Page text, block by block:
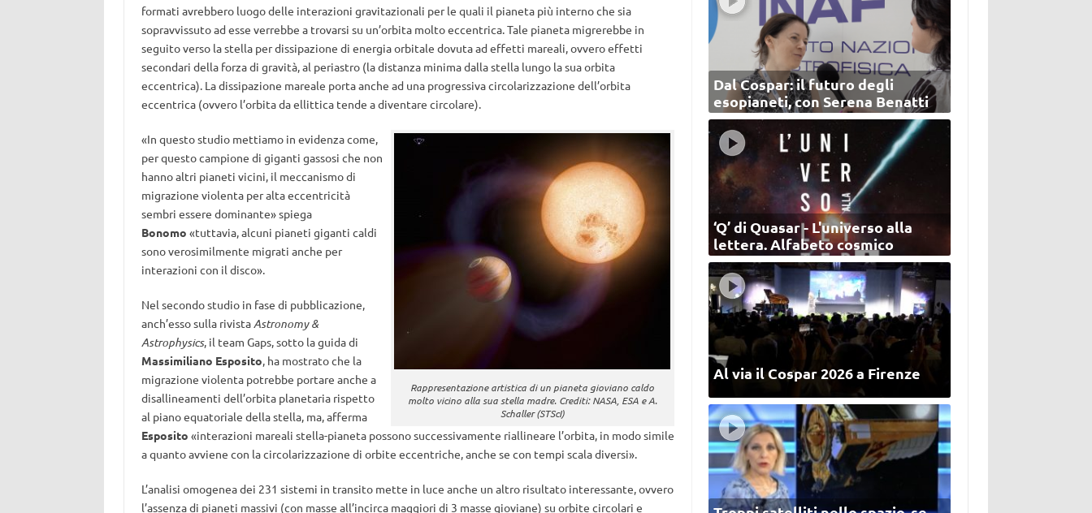
formati avrebbero luogo delle interazioni gravitazionali per le quali il pianeta più interno che sia
sopravvissuto ad esse verrebbe a trovarsi su un’orbita molto eccentrica. Tale pianeta migrerebbe in
seguito verso la stella per dissipazione di energia orbitale dovuta ad effetti mareali, ovvero effetti
secondari della forza di gravità, al periastro (la distanza minima dalla stella lungo la sua orbita
eccentrica). La dissipazione mareale porta anche ad una progressiva circolarizzazione dell’orbita
eccentrica (ovvero l’orbita da ellittica tende a diventare circolare).
Rappresentazione artistica di un pianeta gioviano caldo
molto vicino alla sua stella madre. Crediti: NASA, ESA e A.
Schaller (STScI)
«In questo studio mettiamo in evidenza come,
per questo campione di giganti gassosi che non
hanno altri pianeti vicini, il meccanismo di
migrazione violenta per alta eccentricità
sembri essere dominante» spiega
Bonomo «tuttavia, alcuni pianeti giganti caldi
sono verosimilmente migrati anche per
interazioni con il disco».
Nel secondo studio in fase di pubblicazione,
anch’esso sulla rivistaAstronomy &
Astrophysics, il team Gaps, sotto la guida di
Massimiliano Esposito, ha mostrato che la
migrazione violenta potrebbe portare anche a
disallineamenti dell’orbita planetaria rispetto
al piano equatoriale della stella, ma, afferma
Esposito «interazioni mareali stella-pianeta possono successivamente riallineare l’orbita, in modo simile
a quanto avviene con la circolarizzazione di orbite eccentriche, anche se con tempi scala diversi».
L’analisi omogenea dei 231 sistemi in transito mette in luce anche un altro risultato interessante, ovvero
l’assenza di pianeti massivi (con masse all’incirca maggiori di 3 masse gioviane) su orbite circolari e
Dal Cospar: il futuro degli
esopianeti, con Serena Benatti
‘Q’ di Quasar - L'universo alla
lettera. Alfabeto cosmico
Al via il Cospar 2026 a Firenze